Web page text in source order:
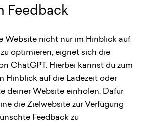
Feedback
Website nicht nur im Hinblick auf
optimieren, eignet sich die
ChatGPT. Hierbei kannst du zum
Hinblick auf die Ladezeit oder
deiner Website einholen. Dafür
die Zielwebsite zur Verfügung
Feedback zu